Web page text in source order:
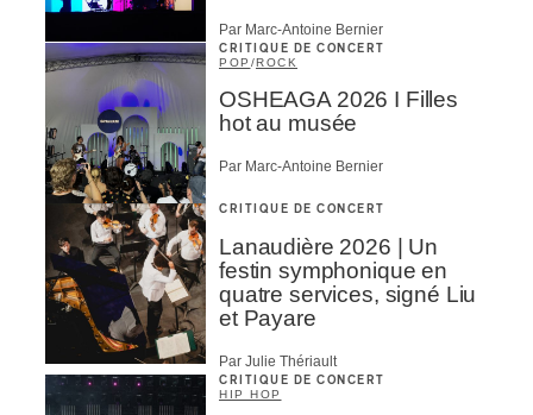
Par Marc-Antoine Bernier
CRITIQUE DE CONCERT
POP /ROCK
OSHEAGA 2026 I Filles
hot au musée
Par Marc-Antoine Bernier
CRITIQUE DE CONCERT
Lanaudière 2026 | Un
festin symphonique en
quatre services, signé Liu
et Payare
Par Julie Thériault
CRITIQUE DE CONCERT
HIP HOP